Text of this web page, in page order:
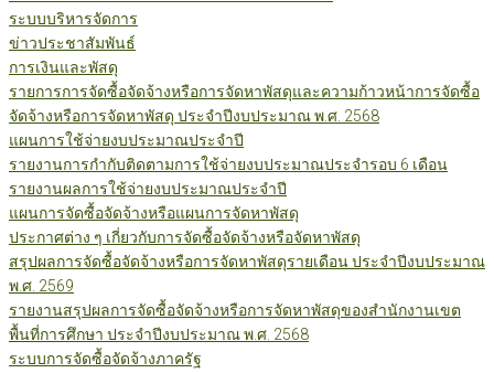
ระบบบริหารจัดการ
ข่าวประชาสัมพันธ์
การเงินและพัสดุ
รายการการจัดซื้อจัดจ้างหรือการจัดหาพัสดุและความก้าวหน้าการจัดซื้อ
จัดจ้างหรือการจัดหาพัสดุ ประจำปีงบประมาณ พ.ศ. 2568
แผนการใช้จ่ายงบประมาณประจำปี
รายงานการกำกับติดตามการใช้จ่ายงบประมาณประจำรอบ 6 เดือน
รายงานผลการใช้จ่ายงบประมาณประจำปี
แผนการจัดซื้อจัดจ้างหรือแผนการจัดหาพัสดุ
ประกาศต่าง ๆ เกี่ยวกับการจัดซื้อจัดจ้างหรือจัดหาพัสดุ
สรุปผลการจัดซื้อจัดจ้างหรือการจัดหาพัสดุรายเดือน ประจำปีงบประมาณ
พ.ศ. 2569
รายงานสรุปผลการจัดซื้อจัดจ้างหรือการจัดหาพัสดุของสำนักงานเขต
พื้นที่การศึกษา ประจำปีงบประมาณ พ.ศ. 2568
ระบบการจัดซื้อจัดจ้างภาครัฐ